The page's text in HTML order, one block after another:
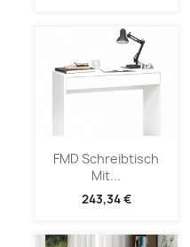
FMD Schreibtisch
Mit...
243,34 €